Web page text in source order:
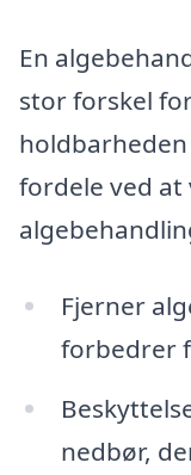
En
stor forskel
fordele ved
Fjerner
forbedrer
nedbør,